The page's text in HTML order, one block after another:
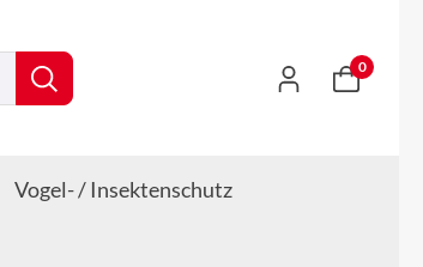
0
Vogel- / Insektenschutz